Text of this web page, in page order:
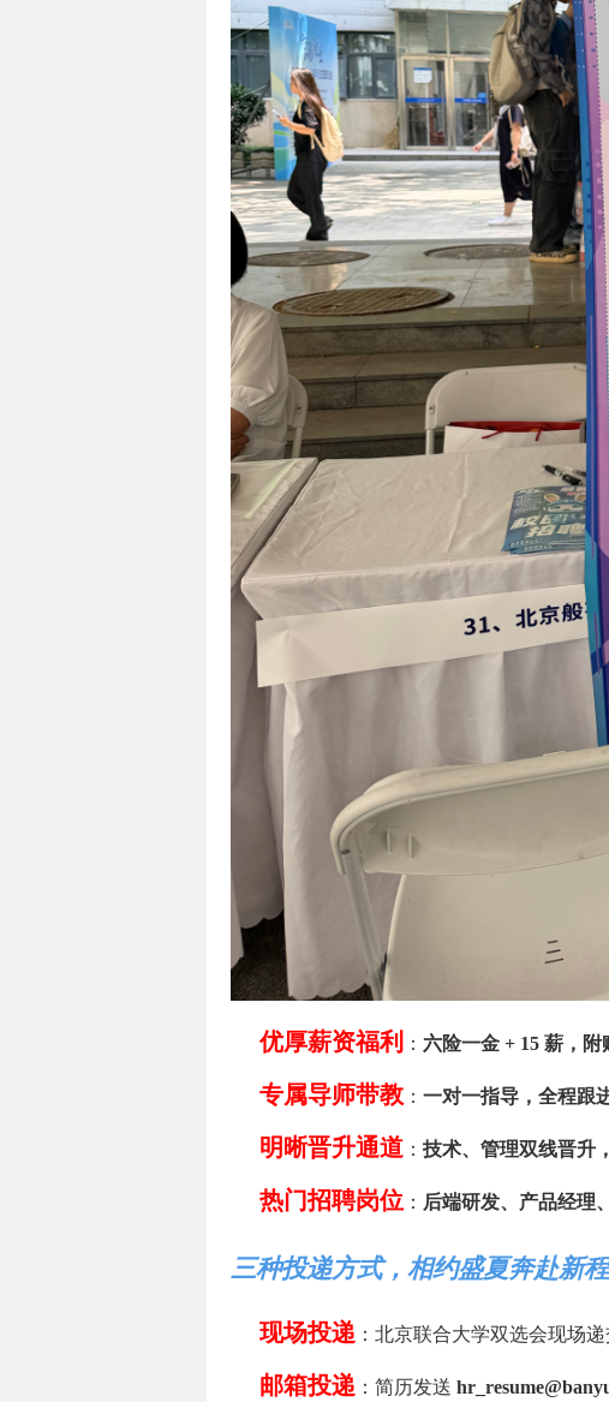
优厚薪资福利 ： 六险一金 + 15 薪，附
专属导师带教 ： 一对一指导，全程跟
明晰晋升通道 ： 技术、管理双线晋升
热门招聘岗位 ： 后端研发、产品经理
三种投递方式，相约盛夏奔赴新程
现场投递 ：北京联合大学双选会现场
邮箱投递 ：简历发送